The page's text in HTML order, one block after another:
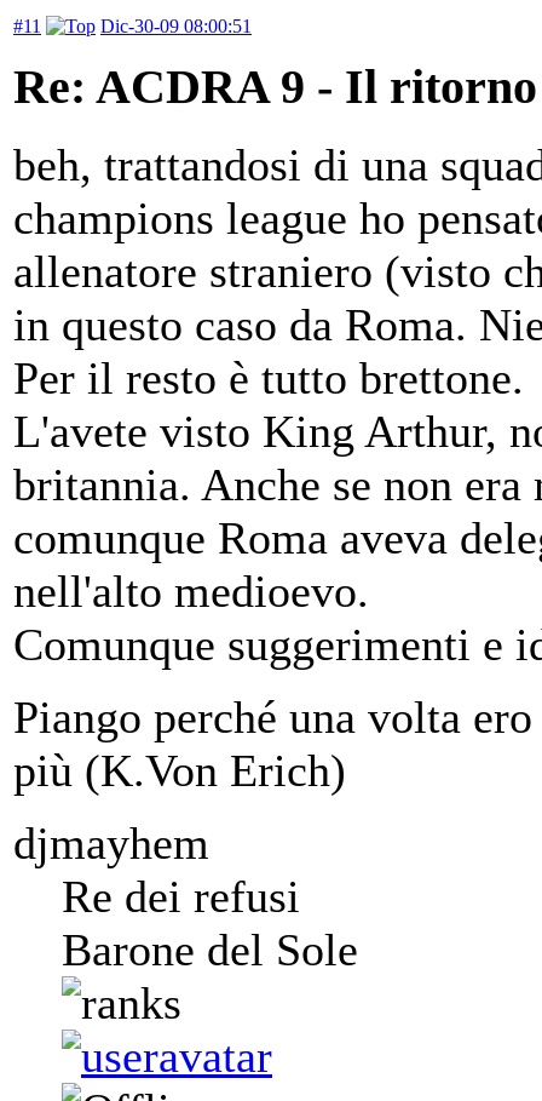
#11 Dic-30-09 08:00:51
Re: ACDRA 9 - Il
beh, trattandosi di una
champions league ho
allenatore straniero (visto
in questo caso da Roma.
Per il resto è tutto brettone.
L'avete visto King Arthur,
britannia. Anche se non
comunque Roma aveva
nell'alto medioevo.
Comunque suggerimenti e
Piango perché una volta
più (K.Von Erich)
djmayhem
Re dei refusi
Barone del Sole